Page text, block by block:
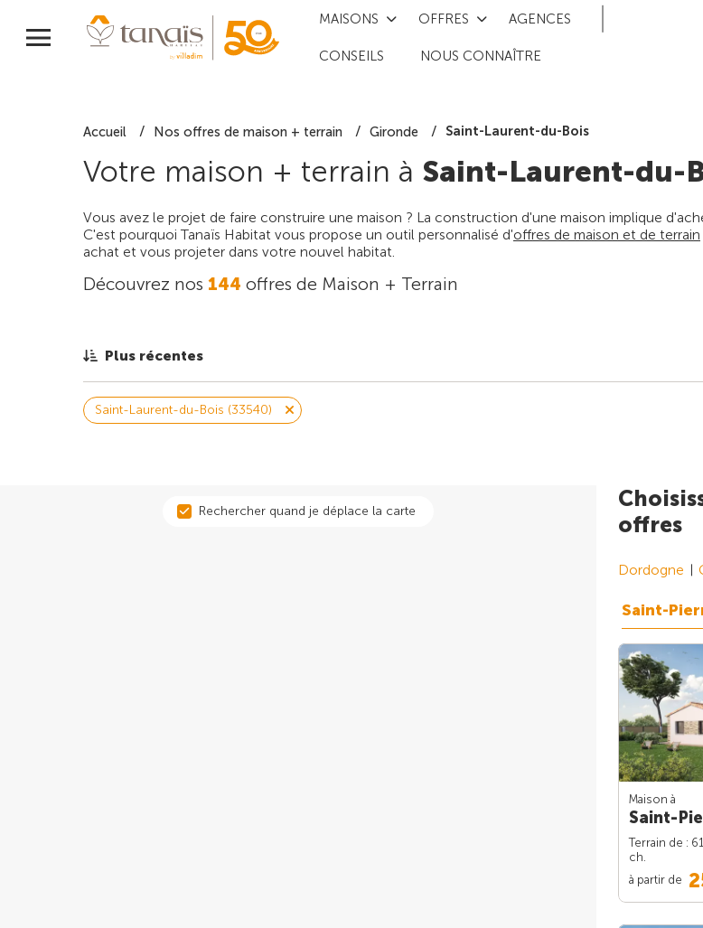
MAISONS OFFRES AGENCES
CONSEILS NOUS CONNAÎTRE
Accueil Nos offres de maison + terrain Gironde Saint-Laurent-du-Bois
Votre maison + terrain à Saint-Laurent-du-
Vous avez le projet de faire construire une maison ? La construction d'une maison implique
C'est pourquoi Tanaïs Habitat vous propose un outil personnalisé d'offres de maison et de terrain
achat et vous projeter dans votre nouvel habitat.
Découvrez nos 144 offres de Maison + Terrain
Plus récentes
Saint-Laurent-du-Bois (33540)
Rechercher quand je déplace la carte
offres
Dordogne
Saint-
Maison à
Saint-
Terrain de :
ch.
à partir de